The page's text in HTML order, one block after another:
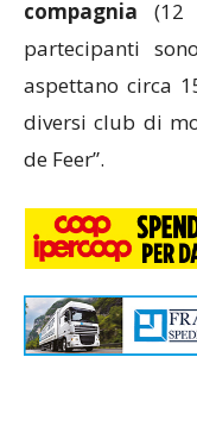
compagnia (12
partecipanti
aspettano circa
diversi club di
de Feer”.